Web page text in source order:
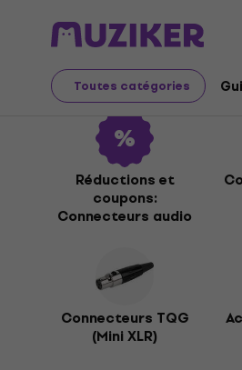
Toutes catégories
Instruments de musique
Réductions et
coupons:
Connecteurs audio
Connecteurs TQG
(Mini XLR)